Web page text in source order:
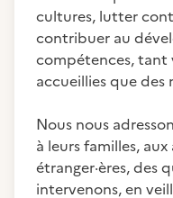
cultures, lutter
contribuer au
compétences, tant
accueillies que des
Nous nous
à leurs familles,
étranger·ères, des
intervenons, en